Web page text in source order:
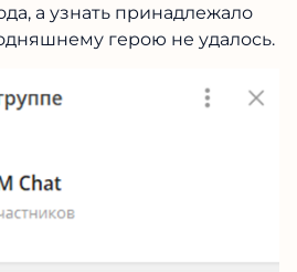
а узнать принадлежало
герою не удалось.